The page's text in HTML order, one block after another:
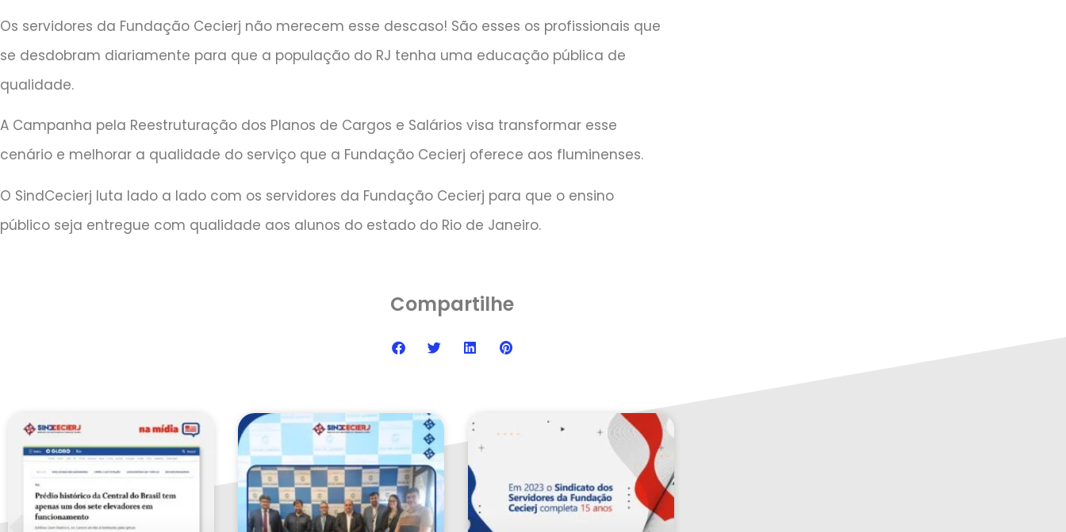
Os servidores da Fundação Cecierj não merecem esse descaso! São esses os profissionais que
se desdobram diariamente para que a população do RJ tenha uma educação pública de
qualidade.
A Campanha pela Reestruturação dos Planos de Cargos e Salários visa transformar esse
cenário e melhorar a qualidade do serviço que a Fundação Cecierj oferece aos fluminenses.
O SindCecierj luta lado a lado com os servidores da Fundação Cecierj para que o ensino
público seja entregue com qualidade aos alunos do estado do Rio de Janeiro.
Compartilhe